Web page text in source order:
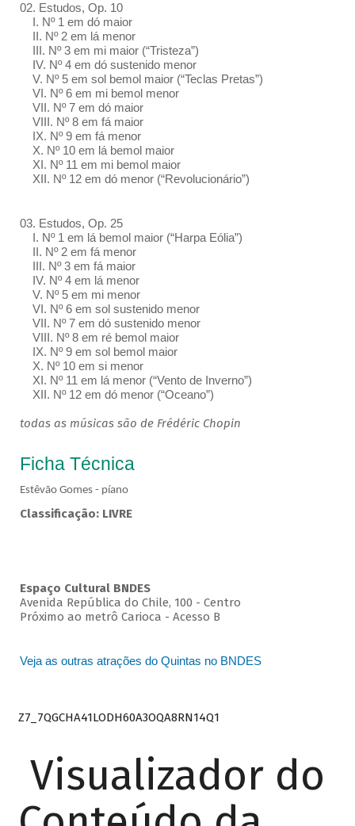
02. Estudos, Op. 10
I. Nº 1 em dó maior
II. Nº 2 em lá menor
III. Nº 3 em mi maior (“Tristeza”)
IV. Nº 4 em dó sustenido menor
V. Nº 5 em sol bemol maior (“Teclas Pretas”)
VI. Nº 6 em mi bemol menor
VII. Nº 7 em dó maior
VIII. Nº 8 em fá maior
IX. Nº 9 em fá menor
X. Nº 10 em lá bemol maior
XI. Nº 11 em mi bemol maior
XII. Nº 12 em dó menor (“Revolucionário”)
03. Estudos, Op. 25
I. Nº 1 em lá bemol maior (“Harpa Eólia”)
II. Nº 2 em fá menor
III. Nº 3 em fá maior
IV. Nº 4 em lá menor
V. Nº 5 em mi menor
VI. Nº 6 em sol sustenido menor
VII. Nº 7 em dó sustenido menor
VIII. Nº 8 em ré bemol maior
IX. Nº 9 em sol bemol maior
X. Nº 10 em si menor
XI. Nº 11 em lá menor (“Vento de Inverno”)
XII. Nº 12 em dó menor (“Oceano”)
todas as músicas são de Frédéric Chopin
Ficha Técnica
Estêvão Gomes - píano
Classificação: LIVRE
Espaço Cultural BNDES
Avenida República do Chile, 100 - Centro
Próximo ao metrô Carioca - Acesso B
Veja as outras atrações do Quintas no BNDES
Z7_7QGCHA41LODH60A3OQA8RN14Q1
Visualizador do